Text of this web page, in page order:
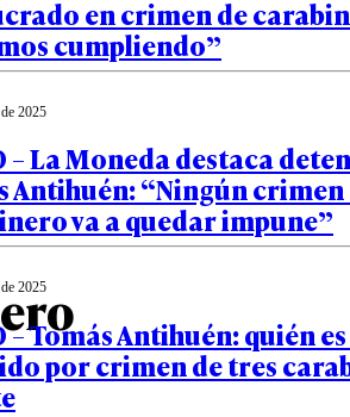
en crimen de
cumpliendo”
2025
– La Moneda destaca
Antihuén: “Ningún
va a quedar impune”
2025
– Tomás Antihuén: quién
por crimen de tres